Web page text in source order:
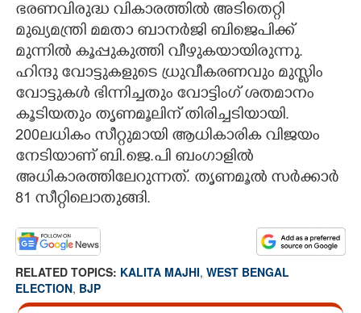
ഭരണവിരുദ്ധ വികാരത്തിൽ അടിതെറ്റി
മുഖ്യമന്ത്രി മമതാ ബാനർജി ബിജെപിക്ക്
മുന്നിൽ കൂപ്പുകുത്തി വീഴുകയായിരുന്നു.
ഹിന്ദു വോട്ടുകളുടെ ധ്രുവീകരണവും മുസ്ളിം
വോട്ടുകൾ ഭിന്നിച്ചതും വോട്ടിംഗ് ശതമാനം
കൂടിയതും തൃണമൂലിന് തിരിച്ചടിയായി.
200ലധികം സീറ്റുമായി ആധികാരിക വിജയം
നേടിയാണ് ബി.ജെ.പി ബംഗാളിൽ
അധികാരത്തിലേറുന്നത്. തൃണമൂൽ സർക്കാർ
81 സീറ്റിലൊതുങ്ങി.
RELATED TOPICS: KALITA MAJHI, WEST BENGAL
ELECTION, BJP